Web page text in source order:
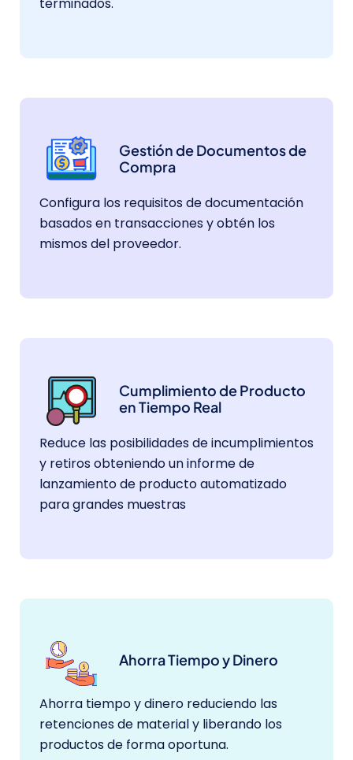
Gestión de Documentos de
Compra
Configura los requisitos de documentación
basados en transacciones y obtén los
mismos del proveedor.
Cumplimiento de Producto
en Tiempo Real
Reduce las posibilidades de incumplimientos
y retiros obteniendo un informe de
lanzamiento de producto automatizado
para grandes muestras
Ahorra Tiempo y Dinero
Ahorra tiempo y dinero reduciendo las
retenciones de material y liberando los
productos de forma oportuna.